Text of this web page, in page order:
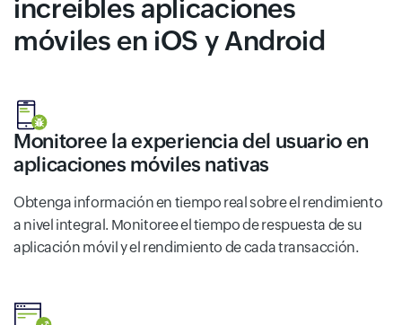
increíbles aplicaciones
móviles en iOS y Android
Monitoree la experiencia del usuario en
aplicaciones móviles nativas
Obtenga información en tiempo real sobre el rendimiento
a nivel integral. Monitoree el tiempo de respuesta de su
aplicación móvil y el rendimiento de cada transacción.